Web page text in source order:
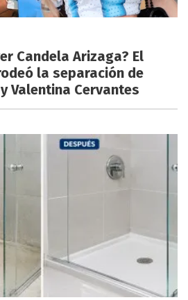
Candela Arizaga? El
la separación de
Valentina Cervantes